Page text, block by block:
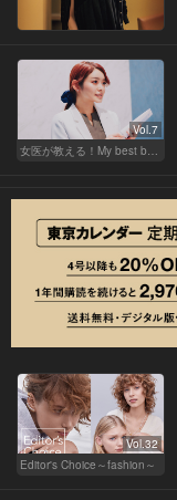
Vol.7
女医が教える！My best beauty
Vol.32
Editor's Choice～fashion～